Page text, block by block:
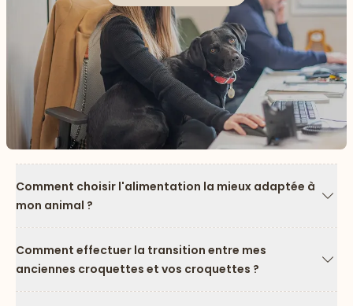
Comment choisir l'alimentation la mieux adaptée à
mon animal ?
Comment effectuer la transition entre mes
anciennes croquettes et vos croquettes ?